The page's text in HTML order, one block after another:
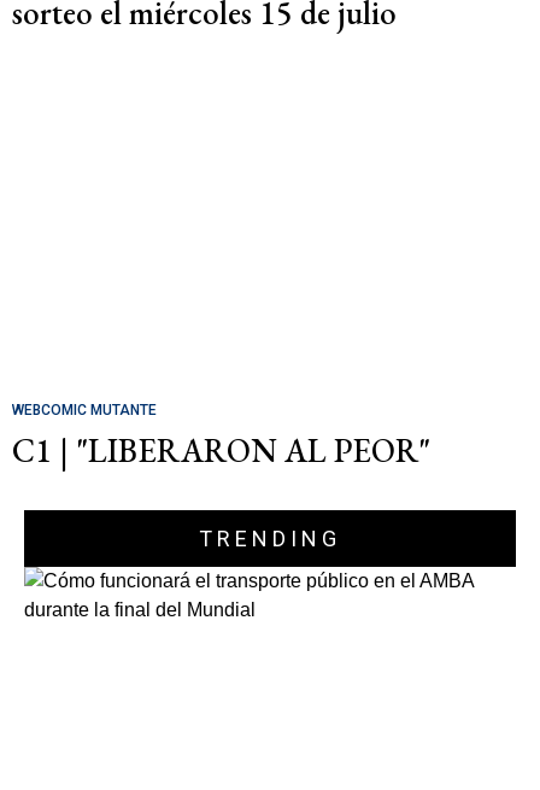
sorteo el miércoles 15 de julio
WEBCOMIC MUTANTE
C1 | "LIBERARON AL PEOR"
TRENDING